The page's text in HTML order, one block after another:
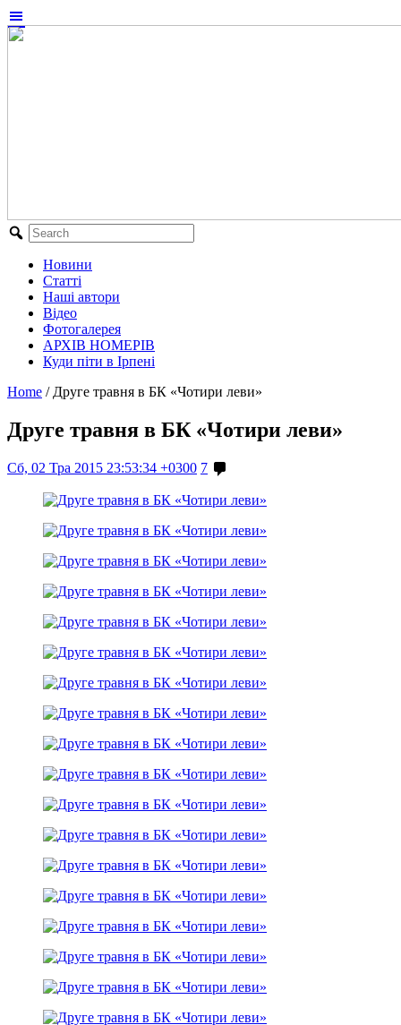
Новини
Статті
Наші автори
Відео
Фотогалерея
АРХІВ НОМЕРІВ
Куди піти в Ірпені
Home / Друге травня в БК «Чотири леви»
Друге травня в БК «Чотири леви»
Сб, 02 Тра 2015 23:53:34 +0300 7